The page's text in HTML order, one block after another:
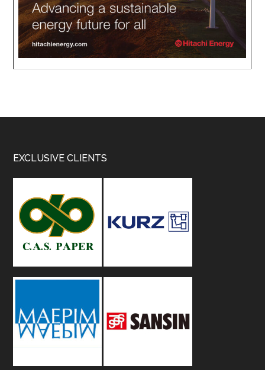
Footer
EXCLUSIVE CLIENTS